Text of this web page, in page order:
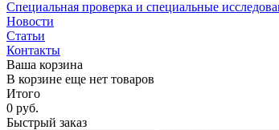
Специальная проверка и специальные
Новости
Статьи
Контакты
Ваша корзина
В корзине еще нет товаров
Итого
0 руб.
Быстрый заказ